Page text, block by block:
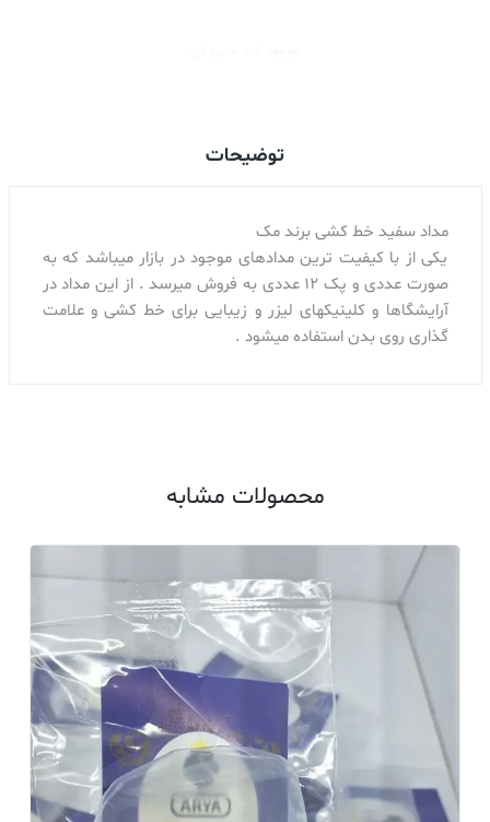
توضیحات
مداد سفید خط کشی برند مک
یکی از با کیفیت ترین مدادهای موجود در بازار میباشد که به
صورت عددی و پک 12 عددی به فروش میرسد . از این مداد در
آرایشگاها و کلینیکهای لیزر و زیبایی برای خط کشی و علامت
گذاری روی بدن استفاده میشود .
محصولات مشابه